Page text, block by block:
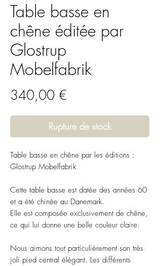
Table basse en
chêne éditée par
Glostrup
Mobelfabrik
340,00 €
Rupture de stock
Table basse en chêne par les éditions :
Glostrup Mobelfabrik
Cette table basse est datée des années 60
et a été chinée au Danemark.
Elle est composée exclusivement de chêne,
ce qui lui donne une belle couleur claire.
Nous aimons tout particulièrement son très
joli pied central élégant. Les différents